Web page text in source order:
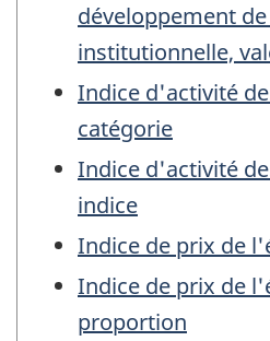
développement
institutionnelle,
Indice d'activité
catégorie
Indice d'activité
indice
Indice de prix de
Indice de prix de
proportion